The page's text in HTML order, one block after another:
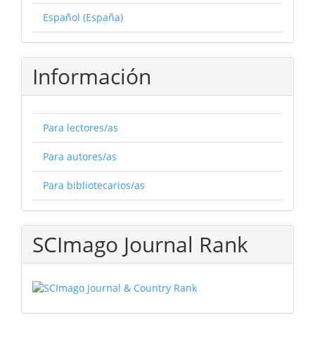
Español (España)
Información
Para lectores/as
Para autores/as
Para bibliotecarios/as
SCImago Journal Rank